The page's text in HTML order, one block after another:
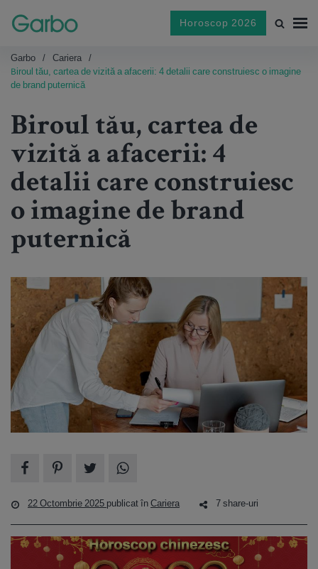
Horoscop 2026
Garbo
Cariera
Biroul tău, cartea de vizită a afacerii: 4 detalii care construiesc o imagine
de brand puternică
Biroul tău, cartea de
vizită a afacerii: 4
detalii care construiesc
o imagine de brand
puternică
22 Octombrie 2025 publicat înCariera 7 share-uri